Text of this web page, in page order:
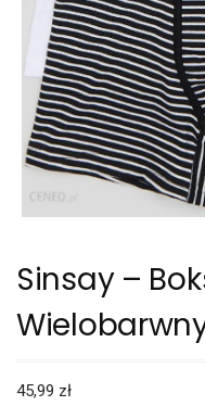
Sinsay –
45,99 zł